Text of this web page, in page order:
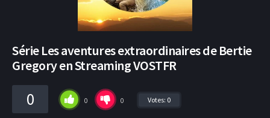
Série Les aventures extraordinaires de Bertie
Gregory en Streaming VOSTFR
0 0 0 Votes: 0